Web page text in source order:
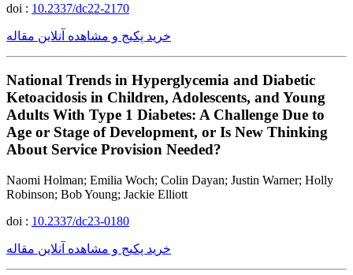
doi : 10.2337/dc22-2170
خرید پکیج و مشاهده آنلاین مقاله
National Trends in Hyperglycemia and Diabetic
Ketoacidosis in Children, Adolescents, and Young
Adults With Type 1 Diabetes: A Challenge Due to
Age or Stage of Development, or Is New Thinking
About Service Provision Needed?
Naomi Holman; Emilia Woch; Colin Dayan; Justin Warner; Holly
Robinson; Bob Young; Jackie Elliott
doi : 10.2337/dc23-0180
خرید پکیج و مشاهده آنلاین مقاله